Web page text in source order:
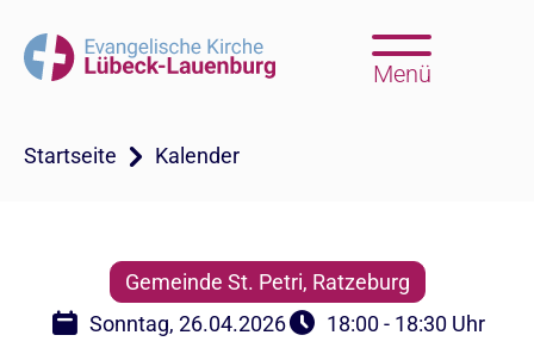
Menü
Startseite Kalender
Gemeinde St. Petri, Ratzeburg
Sonntag, 26.04.2026
18:00 - 18:30 Uhr